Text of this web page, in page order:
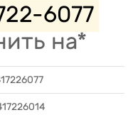
6077
на*